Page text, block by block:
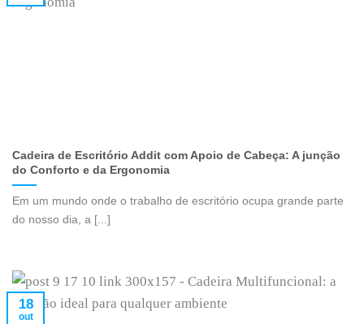
Cadeira de Escritório Addit com Apoio de Cabeça: A junção
do Conforto e da Ergonomia
Em um mundo onde o trabalho de escritório ocupa grande parte
do nosso dia, a [...]
18
out